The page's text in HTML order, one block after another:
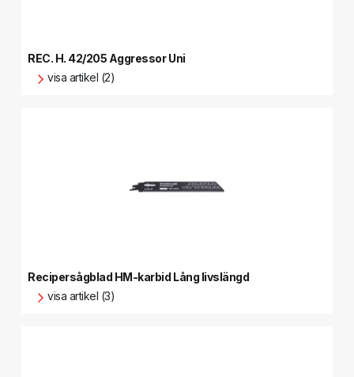
REC. H. 42/205 Aggressor Uni
visa artikel (2)
Recipersågblad HM-karbid Lång livslängd
visa artikel (3)